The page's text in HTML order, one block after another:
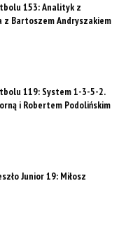
153: Analityk z
z Bartoszem Andryszakiem
119: System 1-3-5-2.
i Robertem Podolińskim
Junior 19: Miłosz